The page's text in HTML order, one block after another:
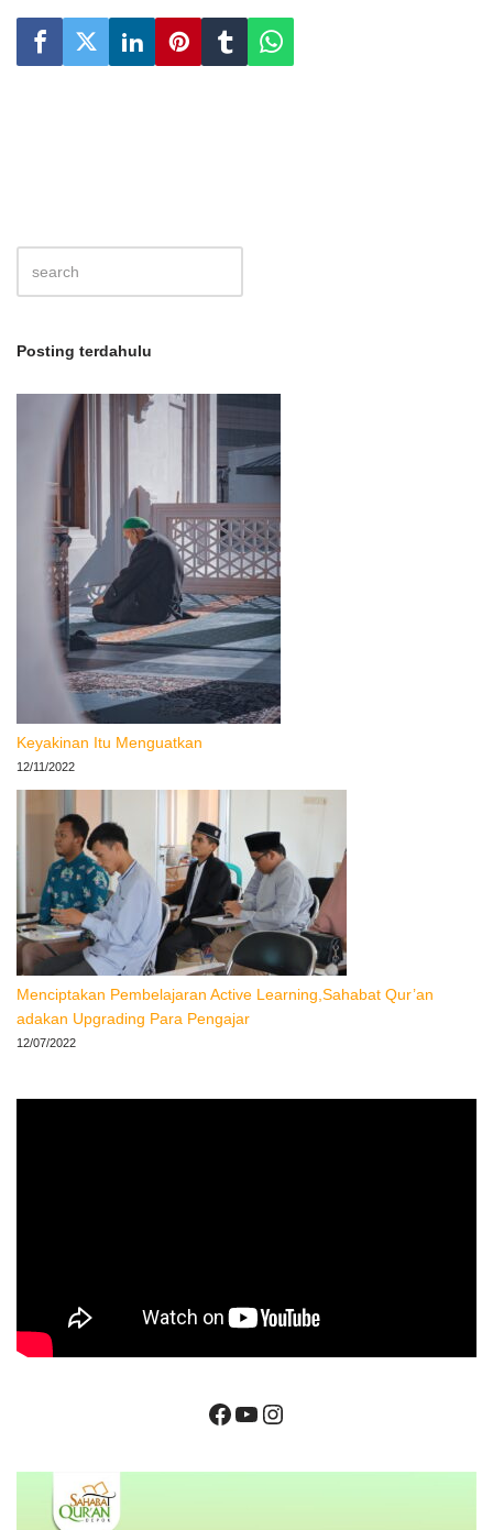
Posting terdahulu
Keyakinan Itu Menguatkan
12/11/2022
Menciptakan Pembelajaran Active Learning,Sahabat Qur’an
adakan Upgrading Para Pengajar
12/07/2022